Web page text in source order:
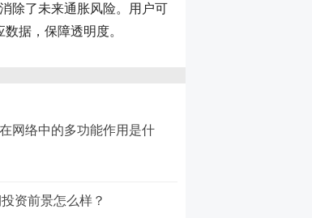
除了未来通胀风险。用户可
据，保障透明度。
网络中的多功能作用是什
资前景怎么样？